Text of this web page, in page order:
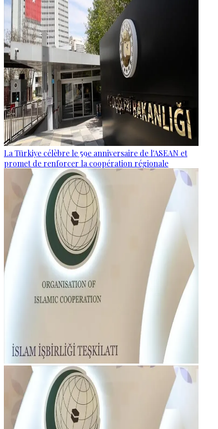
La Türkiye célèbre le 59e anniversaire de l'ASEAN et
promet de renforcer la coopération régionale